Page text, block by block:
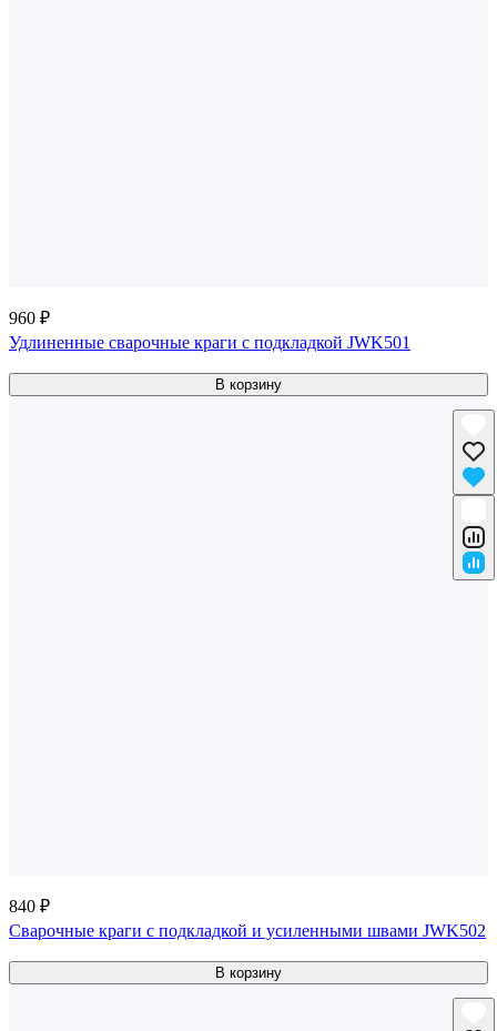
960 ₽
Удлиненные сварочные краги c подкладкой JWK501
В корзину
840 ₽
Сварочные краги c подкладкой и усиленными швами JWK502
В корзину